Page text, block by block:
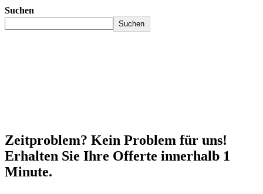
Suchen
Suchen
Zeitproblem? Kein Problem für uns!
Erhalten Sie Ihre Offerte innerhalb 1
Minute.